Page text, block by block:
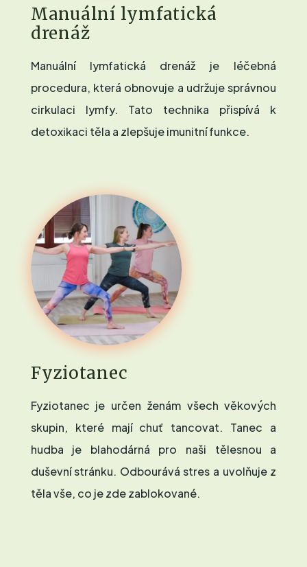
Manuální lymfatická
drenáž
Manuální lymfatická drenáž je léčebná
procedura, která obnovuje a udržuje správnou
cirkulaci lymfy. Tato technika přispívá k
detoxikaci těla a zlepšuje imunitní funkce.
Fyziotanec
Fyziotanec je určen ženám všech věkových
skupin, které mají chuť tancovat. Tanec a
hudba je blahodárná pro naši tělesnou a
duševní stránku. Odbourává stres a uvolňuje z
těla vše, co je zde zablokované.